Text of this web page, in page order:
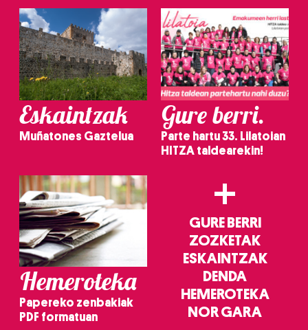
Eskaintzak
Muñatones Gaztelua
Gure berri.
Parte hartu 33. Lilatoian
HITZA taldearekin!
Hemeroteka
Papereko zenbakiak
PDF formatuan
+
GURE BERRI
ZOZKETAK
ESKAINTZAK
DENDA
HEMEROTEKA
NOR GARA